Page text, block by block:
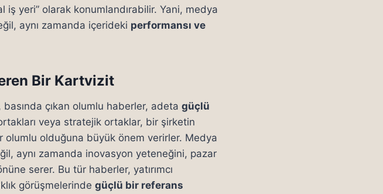
iş yeri” olarak konumlandırabilir. Yani, medya
aynı zamanda içerideki performansı ve
Bir Kartvizit
çıkan olumlu haberler, adeta güçlü
veya stratejik ortaklar, bir şirketin
olumlu olduğuna büyük önem verirler. Medya
aynı zamanda inovasyon yeteneğini, pazar
serer. Bu tür haberler, yatırımcı
görüşmelerinde güçlü bir referans